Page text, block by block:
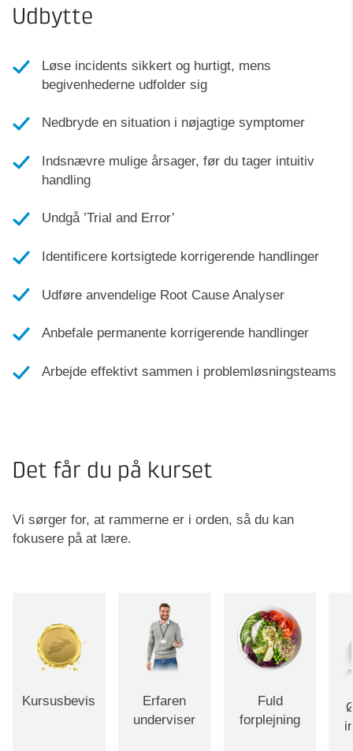
Udbytte
Løse incidents sikkert og hurtigt, mens
begivenhederne udfolder sig
Nedbryde en situation i nøjagtige symptomer
Indsnævre mulige årsager, før du tager intuitiv
handling
Undgå ’Trial and Error’
Identificere kortsigtede korrigerende handlinger
Udføre anvendelige Root Cause Analyser
Anbefale permanente korrigerende handlinger
Arbejde effektivt sammen i problemløsningsteams
Det får du på kurset
Vi sørger for, at rammerne er i orden, så du kan
fokusere på at lære.
Kursusbevis
Erfaren
underviser
Fuld
forplejning